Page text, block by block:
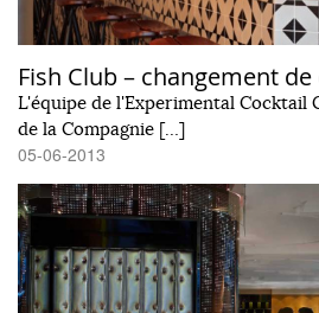
Fish Club – changement
L'équipe de l'Experimental Cocktail
de la Compagnie […]
05-06-2013